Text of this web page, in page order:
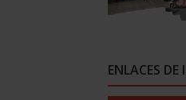
ENLACES DE